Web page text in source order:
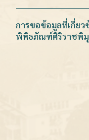
การขอข้อมูลที่เกี่ย
พิพิธภัณฑ์ศิริราชพิ